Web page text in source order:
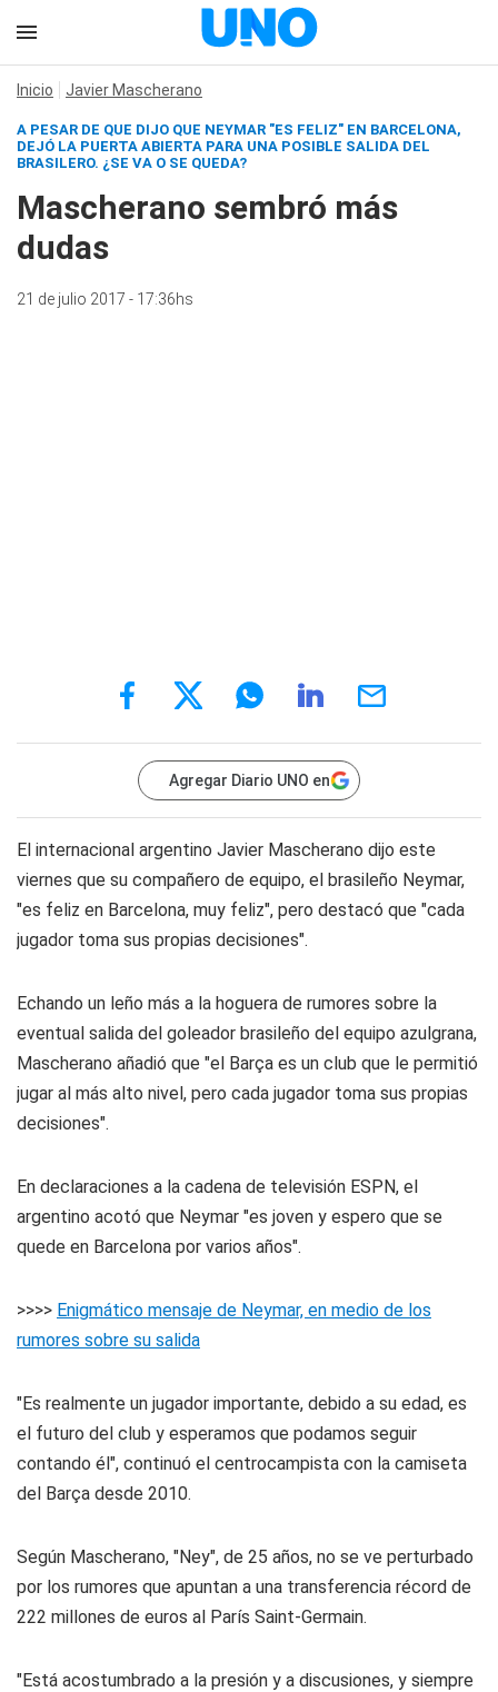
Inicio Javier Mascherano
A PESAR DE QUE DIJO QUE NEYMAR "ES FELIZ" EN BARCELONA,
DEJÓ LA PUERTA ABIERTA PARA UNA POSIBLE SALIDA DEL
BRASILERO. ¿SE VA O SE QUEDA?
Mascherano sembró más
dudas
21 de julio 2017 - 17:36hs
Agregar Diario UNO en
El internacional argentino Javier Mascherano dijo este
viernes que su compañero de equipo, el brasileño Neymar,
"es feliz en Barcelona, muy feliz", pero destacó que "cada
jugador toma sus propias decisiones".
Echando un leño más a la hoguera de rumores sobre la
eventual salida del goleador brasileño del equipo azulgrana,
Mascherano añadió que "el Barça es un club que le permitió
jugar al más alto nivel, pero cada jugador toma sus propias
decisiones".
En declaraciones a la cadena de televisión ESPN, el
argentino acotó que Neymar "es joven y espero que se
quede en Barcelona por varios años".
>>>> Enigmático mensaje de Neymar, en medio de los
rumores sobre su salida
"Es realmente un jugador importante, debido a su edad, es
el futuro del club y esperamos que podamos seguir
contando él", continuó el centrocampista con la camiseta
del Barça desde 2010.
Según Mascherano, "Ney", de 25 años, no se ve perturbado
por los rumores que apuntan a una transferencia récord de
222 millones de euros al París Saint-Germain.
"Está acostumbrado a la presión y a discusiones, y siempre